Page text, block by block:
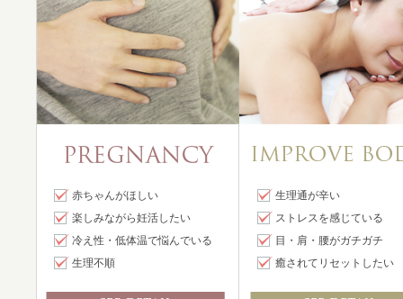
赤ちゃんがほしい
楽しみながら妊活したい
冷え性・低体温で悩んでいる
生理不順
生理通が辛い
ストレスを感じている
目・肩・腰がガチガチ
癒されてリセットしたい